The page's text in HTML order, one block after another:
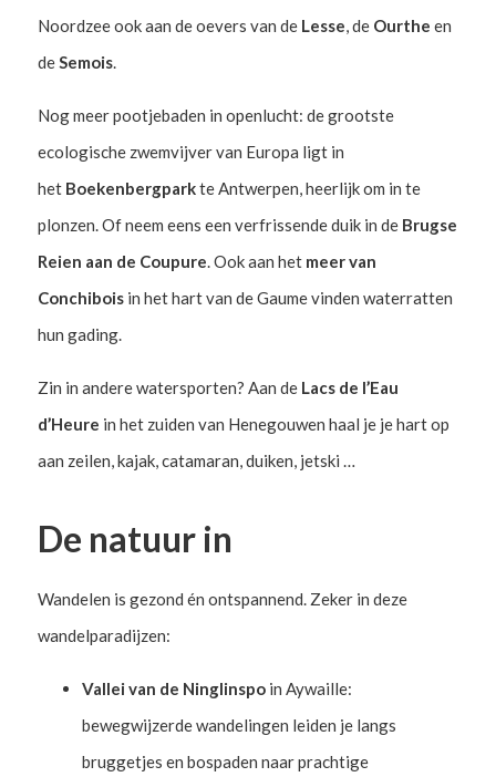
Noordzee ook aan de oevers van de Lesse, de Ourthe en
deSemois.
Nog meer pootjebaden in openlucht: de grootste
ecologische zwemvijver van Europa ligt in
het Boekenbergparkte Antwerpen, heerlijk om in te
plonzen. Of neem eens een verfrissende duik in de Brugse
Reien aan de Coupure. Ook aan het meer van
Conchiboisin het hart van de Gaume vinden waterratten
hun gading.
Zin in andere watersporten? Aan de Lacs de l’Eau
d’Heure in het zuiden van Henegouwen haal je je hart op
aan zeilen, kajak, catamaran, duiken, jetski …
De natuur in
Wandelen is gezond én ontspannend. Zeker in deze
wandelparadijzen:
Vallei van de Ninglinspoin Aywaille:
bewegwijzerde wandelingen leiden je langs
bruggetjes en bospaden naar prachtige